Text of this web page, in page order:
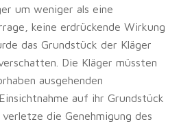
um weniger als eine
keine erdrückende Wirkung
das Grundstück der Kläger
Die Kläger müssten
ausgehenden
auf ihr Grundstück
verletze die Genehmigung des